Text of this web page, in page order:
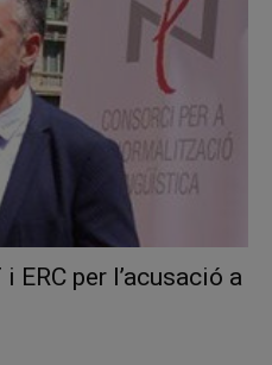
ERC per l’acusació a